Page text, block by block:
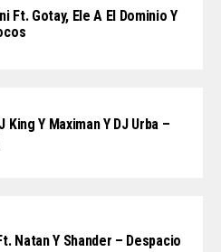
Ft. Gotay, Ele A El Dominio Y
King Y Maximan Y DJ Urba –
Natan Y Shander – Despacio